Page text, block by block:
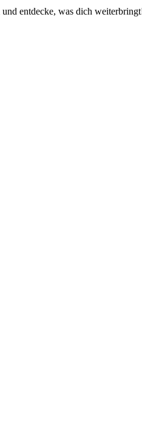
entdecke, was dich